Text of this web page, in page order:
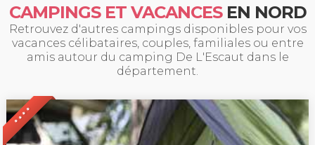
CAMPINGS ET VACANCESEN NORD
Retrouvez d'autres campings disponibles pour vos
vacances célibataires, couples, familiales ou entre
amis autour du camping De L'Escaut dans le
département.
* * * *